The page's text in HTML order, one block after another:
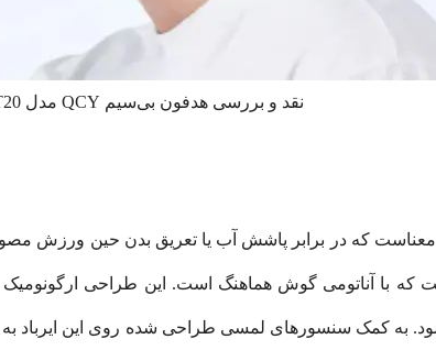
نقد و بررسی هدفون بی‌سیم QCY مدل T20
با آناتومی گوش هماهنگ است. این طراحی
کمک سنسورهای لمسی طراحی شده روی این ایرباد به